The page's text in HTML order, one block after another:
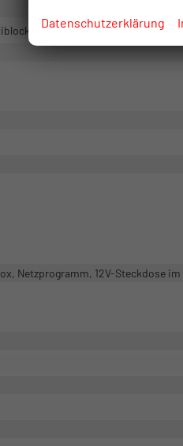
(ABS),
Netzprogramm, 12V-Steckdose im
Datenschutzerklärung